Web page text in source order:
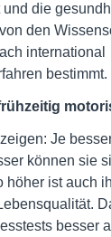
die
den
international
bestimmt.
Je
können sie
höher ist auch
besser